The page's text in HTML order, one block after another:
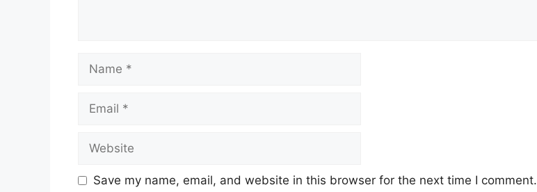
Save my name, email, and website in this browser for the next time I comment.